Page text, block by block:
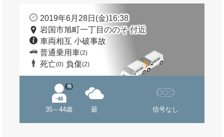
2019年6月28日(金)16:38
岩国市旭町一丁目ののそ 付近
車両相互 小破事故
普通乗用車(2)
死亡(0) 負傷(2)
35～44歳
他
曇 信号なし